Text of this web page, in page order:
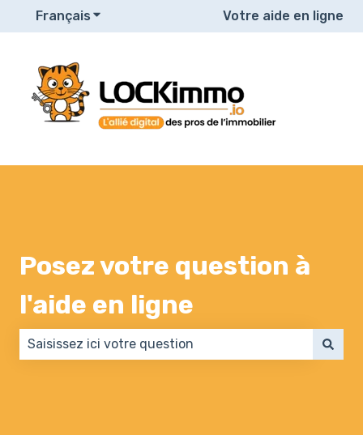
Français Afficher le sous-menu pour les
Votre aide en ligne
Posez votre question à
l'aide en ligne